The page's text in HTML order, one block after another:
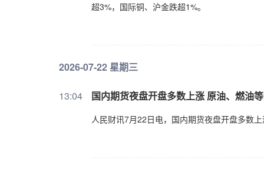
超3%，国际铜、沪金跌超1%。
2026-07-22 星期三
13:04 国内期货夜盘开盘多数上涨 原油、燃油
人民财讯7月22日电，国内期货夜盘开盘多数